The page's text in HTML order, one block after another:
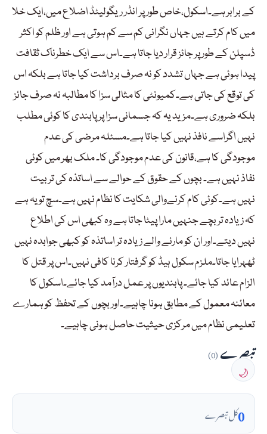
کے برابر ہے۔اسکول،خاص طور پر انڈر ریگولیٹڈ اضلاع میں،ایک خلا
میں کام کرتے ہیں جہاں نگرانی کم سے کم ہوتی ہے اور ظلم کو اکثر
ڈسپلن کے طور پر جائز قرار دیا جاتا ہے۔اس سے ایک خطرناک ثقافت
پیدا ہوئی ہے جہاں تشدد کو نہ صرف برداشت کیا جاتا ہے بلکہ اس
کی توقع کی جاتی ہے۔کمیونٹی کا مثالی سزا کا مطالبہ نہ صرف جائز
بلکہ ضروری ہے۔مزید یہ کہ جسمانی سزا پر پابندی کا کوئی مطلب
نہیں اگراسے نافذ نہیں کیا جاتا ہے۔مسئلہ مرضی کی عدم
موجودگی کا ہے،قانون کی عدم موجودگی کا۔ ملک بھر میں کوئی
نفاذ نہیں ہے۔ بچوں کے حقوق کے حوالے سے اساتذہ کی تربیت
نہیں ہے۔کوئی کام کرنےوالی شکایت کا نظام نہیں ہے۔سچ تو یہ ہے
کہ زیادہ تر بچے جنہیں مارا پیٹا جاتا ہے وہ کبھی اس کی اطلاع
نہیں دیتے۔اور ان کو مارنے والے زیادہ تر اساتذہ کو کبھی جوابدہ نہیں
ٹھہرایا جاتا۔ملزم سکول ہیڈ کو گرفتار کرنا کافی نہیں۔اس پر قتل کا
الزام عائد کیا جائے۔ پابندیوں پر عمل درآمد کیا جائے۔اسکول کا
معائنہ معمول کے مطابق ہونا چاہیے۔اور بچوں کے تحفظ کو ہمارے
تعلیمی نظام میں مرکزی حیثیت حاصل ہونی چاہیے۔
تبصرے(0)
🌙
0کل تبصرے